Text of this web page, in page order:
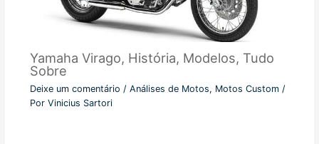
Yamaha Virago, História, Modelos, Tudo
Sobre
Deixe um comentário / Análises de Motos, Motos Custom/
Por Vinicius Sartori